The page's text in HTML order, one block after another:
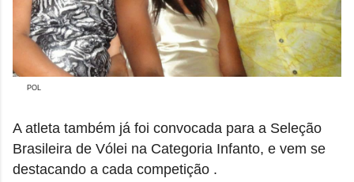
POL
A atleta também já foi convocada para a Seleção
Brasileira de Vólei na Categoria Infanto, e vem se
destacando a cada competição .